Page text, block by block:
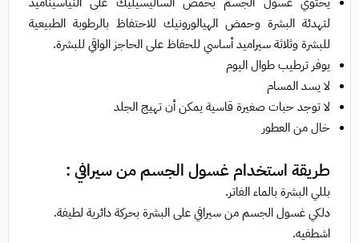
لتهدئة البشرة وحمض الهيالورونيك للاحتفاظ بالرطوبة الطبيعية
للبشرة وثلاثة سيراميد أساسي للحفاظ على الحاجز الواقي للبشرة.
يوفر ترطيب طوال اليوم
لا يسد المسام
لا توجد حبات صغيرة قاسية يمكن أن تهيج الجلد
خال من العطور
طريقة استخدام غسول الجسم من سيرافي :
بللي البشرة بالماء الفاتر.
دلكي غسول الجسم من سيرافي على البشرة بحركة دائرية لطيفة.
اشطفيه.